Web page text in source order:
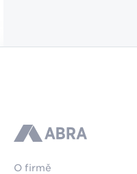
ABRA
O firmě